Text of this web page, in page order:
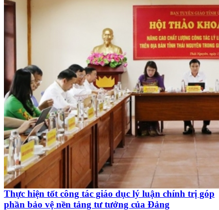
Thực hiện tốt công tác giáo dục lý luận chính trị góp
phần bảo vệ nền tảng tư tưởng của Đảng